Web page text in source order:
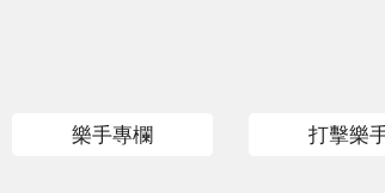
樂手專欄 打擊樂